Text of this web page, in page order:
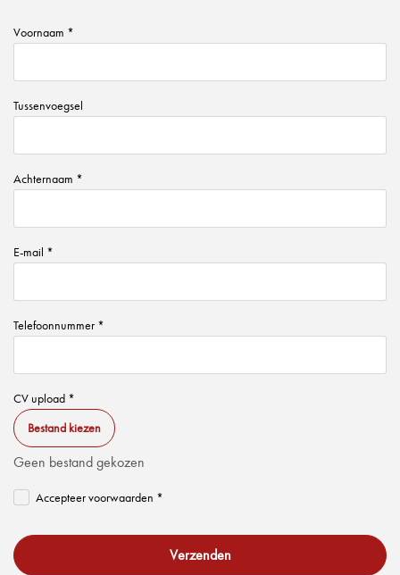
Voornaam *
Tussenvoegsel
Achternaam *
E-mail *
Telefoonnummer *
CV upload *
Bestand kiezen
Geen bestand gekozen
Accepteer voorwaarden *
Verzenden